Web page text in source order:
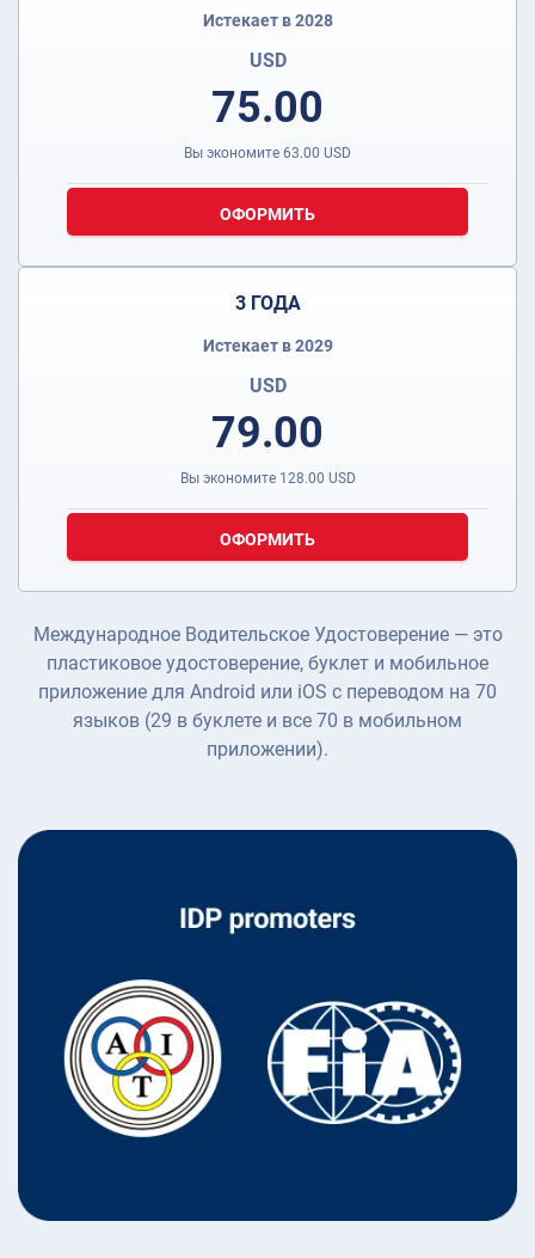
Истекает в 2028
USD
75.00
Вы экономите 63.00 USD
ОФОРМИТЬ
3 ГОДА
Истекает в 2029
USD
79.00
Вы экономите 128.00 USD
ОФОРМИТЬ
Международное Водительское Удостоверение — это
пластиковое удостоверение, буклет и мобильное
приложение для Android или iOS с переводом на 70
языков (29 в буклете и все 70 в мобильном
приложении).